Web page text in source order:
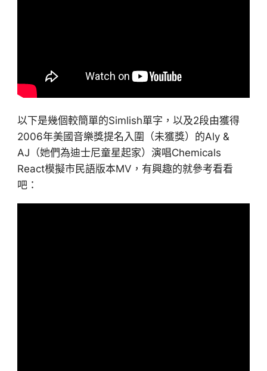
以下是幾個較簡單的Simlish單字，以及2段由獲得
2006年美國音樂獎提名入圍（未獲獎）的Aly &
AJ（她們為迪士尼童星起家）演唱Chemicals
React模擬市民語版本MV，有興趣的就參考看看
吧：